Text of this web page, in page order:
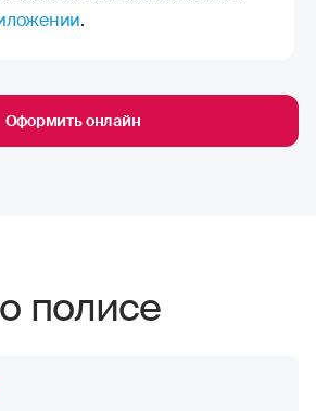
.
Оформить онлайн
полисе